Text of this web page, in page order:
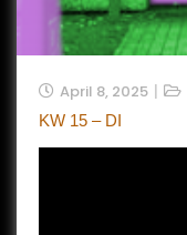
April 8, 2025
KW 15 – DI